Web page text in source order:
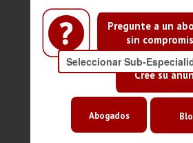
Pregunte a un
sin
Cree su
Abogados